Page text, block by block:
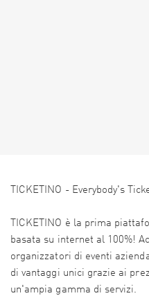
TICKETINO - Everybody's
TICKETINO è la prima
basata su internet al 100%!
organizzatori di eventi
di vantaggi unici grazie ai
un'ampia gamma di servizi.